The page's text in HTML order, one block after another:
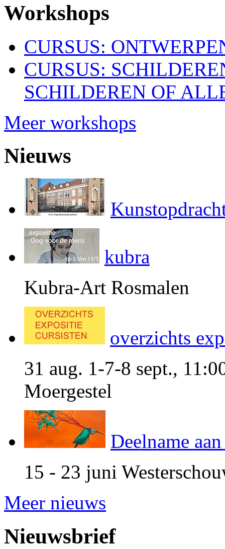
Workshops
CURSUS:
CURSUS:
SCHILDEREN OF
Meer workshops
Nieuws
kubra
Kubra-Art Rosmalen
overzichts
31 aug. 1-7-8 sept.,
Moergestel
Deelname
15 - 23 juni
Meer nieuws
Nieuwsbrief